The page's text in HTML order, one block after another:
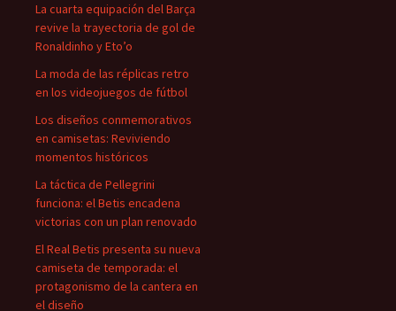
La cuarta equipación del Barça
revive la trayectoria de gol de
Ronaldinho y Eto’o
La moda de las réplicas retro
en los videojuegos de fútbol
Los diseños conmemorativos
en camisetas: Reviviendo
momentos históricos
La táctica de Pellegrini
funciona: el Betis encadena
victorias con un plan renovado
El Real Betis presenta su nueva
camiseta de temporada: el
protagonismo de la cantera en
el diseño